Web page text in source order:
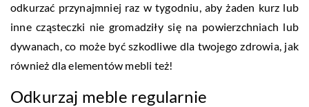
odkurzać przynajmniej raz w tygodniu, aby żaden kurz lub
inne cząsteczki nie gromadziły się na powierzchniach lub
dywanach, co może być szkodliwe dla twojego zdrowia, jak
również dla elementów mebli też!
Odkurzaj meble regularnie